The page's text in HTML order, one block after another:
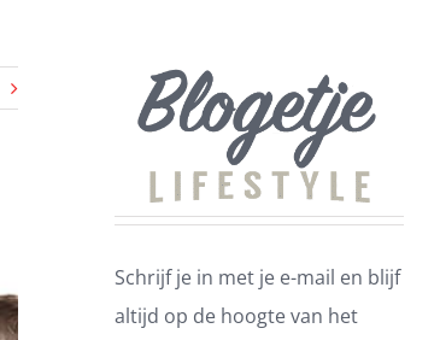
Schrijf je in met je e-mail en blijf
altijd op de hoogte van het